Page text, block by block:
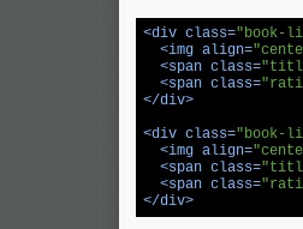
<div class="book-
<img align=
<span class=
<span class=
</div>
<div class="book-
<img align=
<span class=
<span class=
</div>